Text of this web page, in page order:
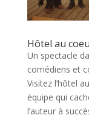
Hôtel au
Un spectacle
comédiens et
Visitez l’hôtel
équipe qui
l’auteur à